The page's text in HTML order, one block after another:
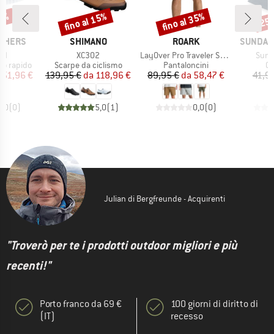
rapido
ridotto
€
(0)
MARCHIO
SHIMANO
Articolo
XC302
Gruppo di prodotti
Scarpe da ciclismo
Prezzo
139,95 € Prezzo ridotto
da 118,96 €
5,0(1)
Sconto
fino al 15%
MARCHIO
ROARK
Articolo
LayOver Pro Traveler Short
Gruppo di prodotti
Pantaloncini
Prezzo
89,95 € Prezzo ridotto
da 58,47 €
0,0(0)
Sconto
fino al 35%
Julian di Bergfreunde - Acquirenti
"Troverò per te i prodotti outdoor migliori e più
recenti!"
Porto franco da 69 €
(IT)
100 giorni di diritto di
recesso